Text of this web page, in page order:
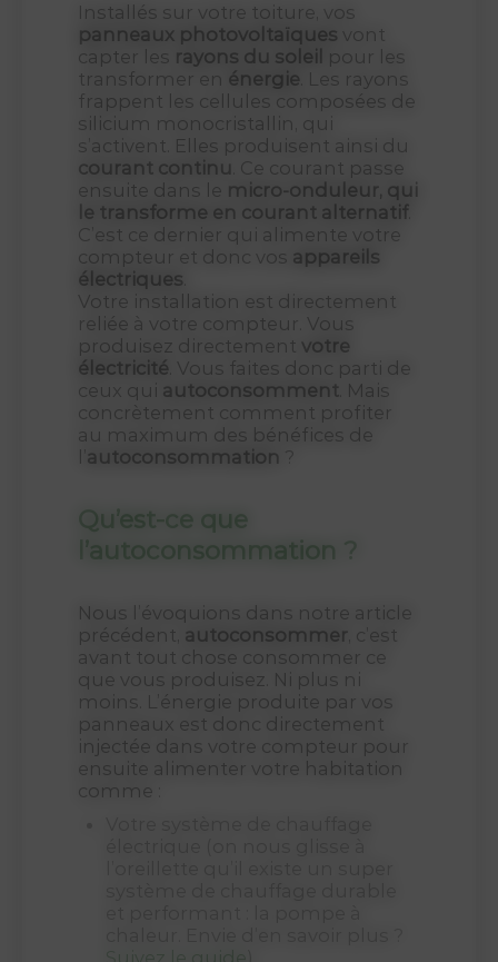
Installés sur votre toiture, vos
panneaux photovoltaïques vont
capter les
rayons du soleil
pour les
transformer en énergie . Les rayons
frappent les cellules composées de
silicium monocristallin, qui
s’activent. Elles produisent ainsi du
courant continu . Ce courant passe
ensuite dans le
micro-onduleur, qui
le transforme en courant alternatif.
C’est ce dernier qui alimente votre
compteur et donc vos appareils
électriques
Votre installation est directement
reliée à votre compteur. Vous
produisez directement votre
électricité . Vous faites donc parti de
ceux qui autoconsomment . Mais
concrètement comment profiter
au maximum des bénéfices de
autoconsommation ?
Qu’est-ce que
l’autoconsommation ?
Nous l’évoquions dans notre article
précédent, autoconsommer , c’est
avant tout chose consommer ce
que vous produisez. Ni plus ni
moins. L’énergie produite par vos
panneaux est donc directement
injectée dans votre compteur pour
ensuite alimenter votre habitation
comme :